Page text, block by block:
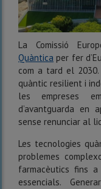
La Comissió
Quàntica per fer
com a tard el 2030.
quàntic resilient i
les empreses
d’avantguarda en
sense renunciar al
Les tecnologies
problemes
farmacèutics fins
essencials.